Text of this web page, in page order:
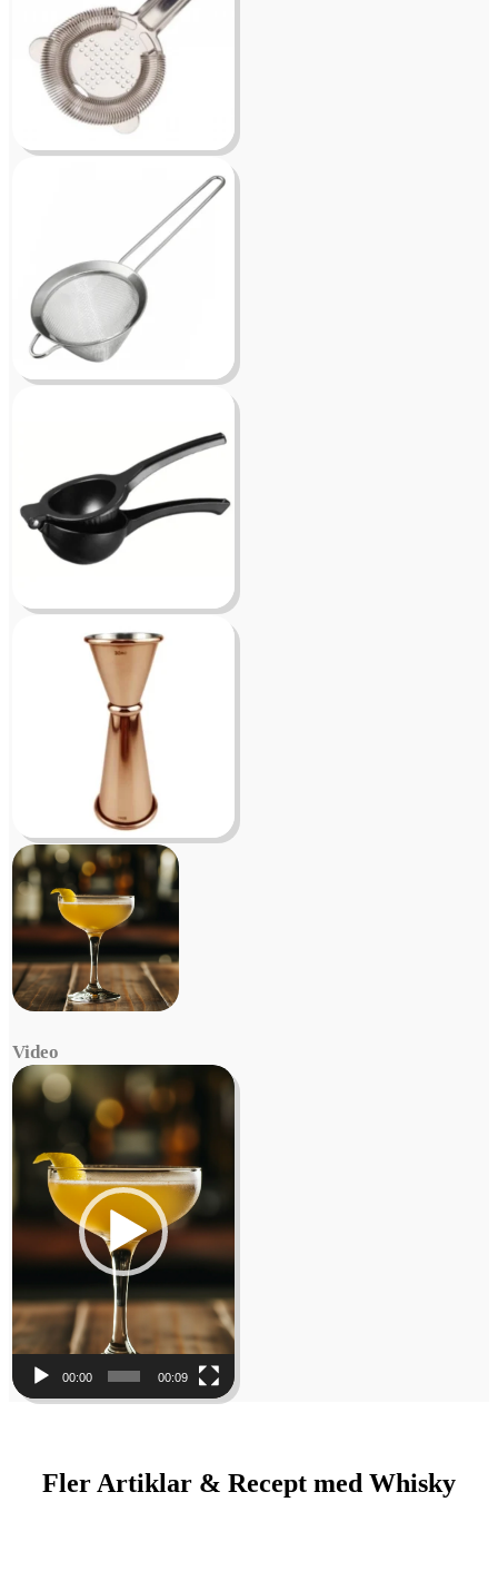
Video
Video
Player
00:00 00:09
Fler Artiklar & Recept med Whisky